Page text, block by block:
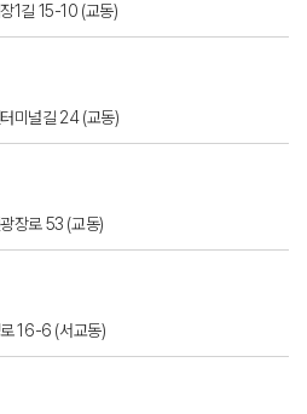
1길 15-10 (교동)
미널길 24 (교동)
장로 53 (교동)
16-6 (서교동)